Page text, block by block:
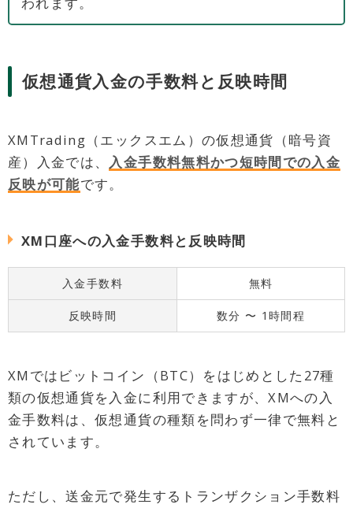
仮想通貨入金の手数料と反映時間
XMTrading（エックスエム）の仮想通貨（暗号資
産）入金では、 入金手数料無料かつ短時間での入金
反映が可能です。
XM口座への入金手数料と反映時間
入金手数料 無料
反映時間 数分 〜 1時間程
XMではビットコイン（BTC）をはじめとした27種
類の仮想通貨を入金に利用できますが、XMへの入
金手数料は、仮想通貨の種類を問わず一律で無料と
されています。
ただし、送金元で発生するトランザクション手数料